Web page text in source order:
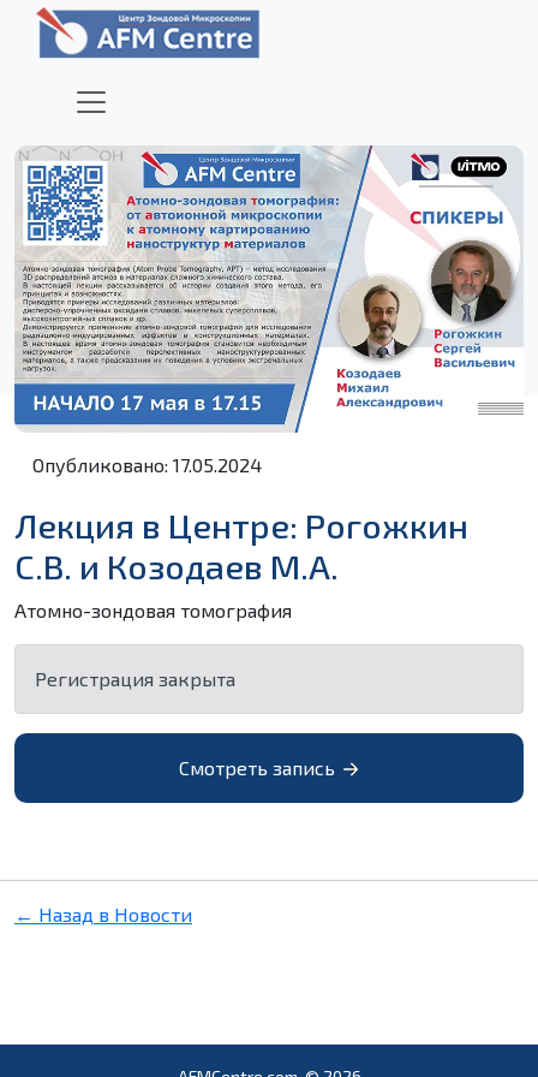
Опубликовано: 17.05.2024
Лекция в Центре: Рогожкин
С.В. и Козодаев М.А.
Атомно-зондовая томография
Регистрация закрыта
Смотреть запись
← Назад в Новости